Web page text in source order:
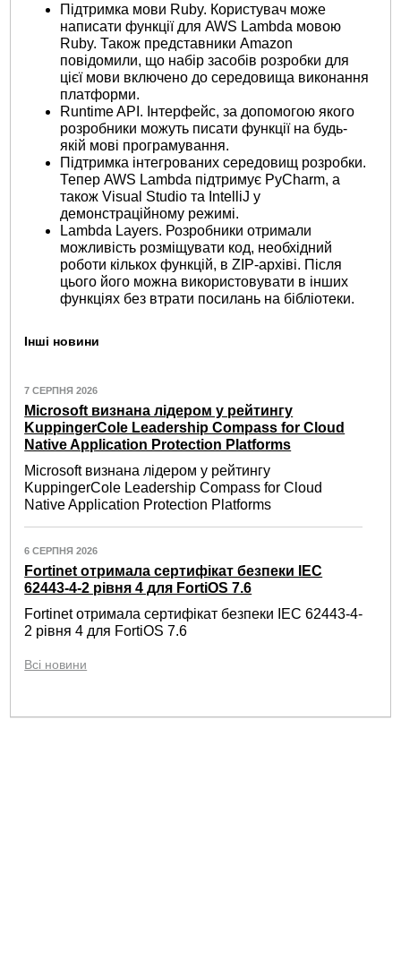
Підтримка мови Ruby. Користувач може
написати функції для AWS Lambda мовою
Ruby. Також представники Amazon
повідомили, що набір засобів розробки для
цієї мови включено до середовища виконання
платформи.
Runtime API. Інтерфейс, за допомогою якого
розробники можуть писати функції на будь-
якій мові програмування.
Підтримка інтегрованих середовищ розробки.
Тепер AWS Lambda підтримує PyCharm, а
також Visual Studio та IntelliJ у
демонстраційному режимі.
Lambda Layers. Розробники отримали
можливість розміщувати код, необхідний
роботи кількох функцій, в ZIP-архіві. Після
цього його можна використовувати в інших
функціях без втрати посилань на бібліотеки.
Інші новини
7 СЕРПНЯ 2026
Microsoft визнана лідером у рейтингу
KuppingerCole Leadership Compass for Cloud
Native Application Protection Platforms
Microsoft визнана лідером у рейтингу
KuppingerCole Leadership Compass for Cloud
Native Application Protection Platforms
6 СЕРПНЯ 2026
Fortinet отримала сертифікат безпеки IEC
62443-4-2 рівня 4 для FortiOS 7.6
Fortinet отримала сертифікат безпеки IEC 62443-4-
2 рівня 4 для FortiOS 7.6
Всі новини